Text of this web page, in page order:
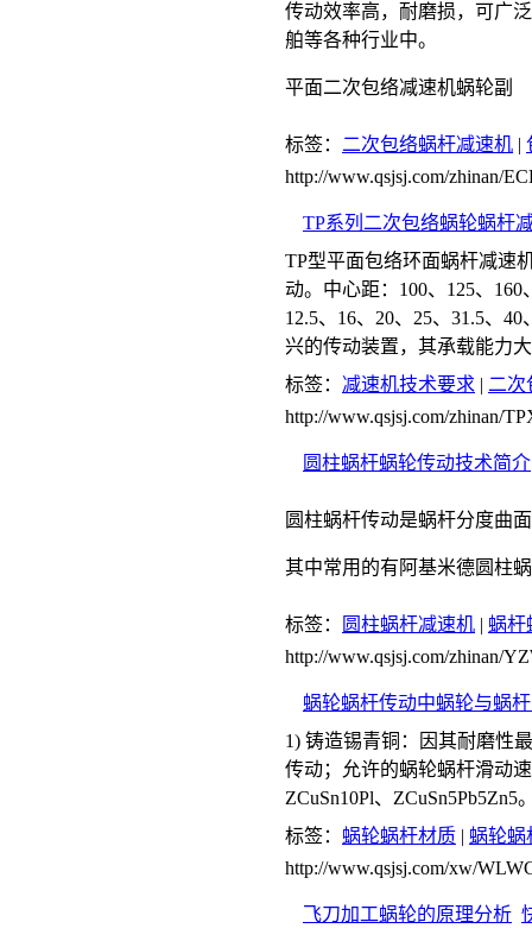
传动效率高，耐磨损，可广
舶等各种行业中。
平面二次包络减速机蜗轮副
标签： 二次包络蜗杆减速机 |
http://www.qsjsj.com/zhinan/
TP系列二次包络蜗轮蜗杆
TP型平面包络环面蜗杆减速
动。中心距：100、125、160
12.5、16、20、25、31.5、
兴的传动装置，其承载能力
标签： 减速机技术要求 | 二次
http://www.qsjsj.com/zhinan/
圆柱蜗杆蜗轮传动技术简介
圆柱蜗杆传动是蜗杆分度曲
其中常用的有阿基米德圆柱
标签： 圆柱蜗杆减速机 | 蜗杆
http://www.qsjsj.com/zhinan/
蜗轮蜗杆传动中蜗轮与蜗
1) 铸造锡青铜：因其耐磨性
传动；允许的蜗轮蜗杆滑动
ZCuSn10Pl、
标签： 蜗轮蜗杆材质 | 蜗轮蜗
http://www.qsjsj.com/xw/
飞刀加工蜗轮的原理分析